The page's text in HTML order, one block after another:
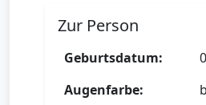
Zur Person
Geburtsdatum:
Augenfarbe: